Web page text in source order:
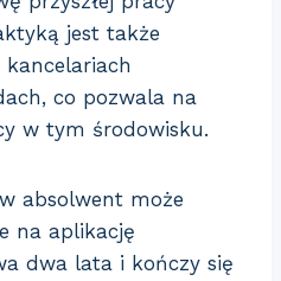
jest także
co pozwala na
w tym środowisku.
absolwent może
na aplikację
dwa lata i kończy się